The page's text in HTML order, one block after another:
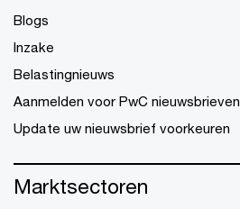
Blogs
Inzake
Belastingnieuws
Aanmelden voor PwC nieuwsbrieven
Update uw nieuwsbrief voorkeuren
Marktsectoren